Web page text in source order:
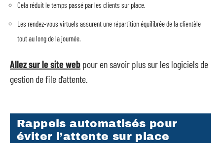
Cela réduit le temps passé par les clients sur place.
Les rendez-vous virtuels assurent une répartition équilibrée de la clientèle
tout au long de la journée.
Allez sur le site web pour en savoir plus sur les logiciels de
gestion de file d’attente.
Rappels automatisés pour
éviter l’attente sur place